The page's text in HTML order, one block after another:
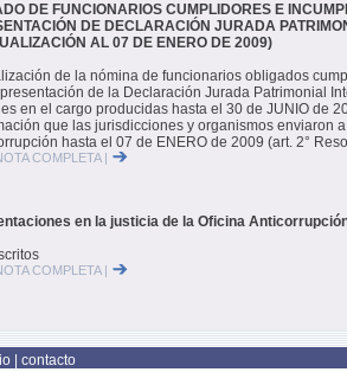
DE FUNCIONARIOS CUMPLIDORES E
DE DECLARACIÓN JURADA
AL 07 DE ENERO DE 2009)
de la nómina de funcionarios obligados
de la Declaración Jurada Patrimonial
en el cargo producidas hasta el 30 de JUNIO de
que las jurisdicciones y organismos enviaron
hasta el 07 de ENERO de 2009 (art. 2°
COMPLETA |
en la justicia de la Oficina
COMPLETA |
contacto